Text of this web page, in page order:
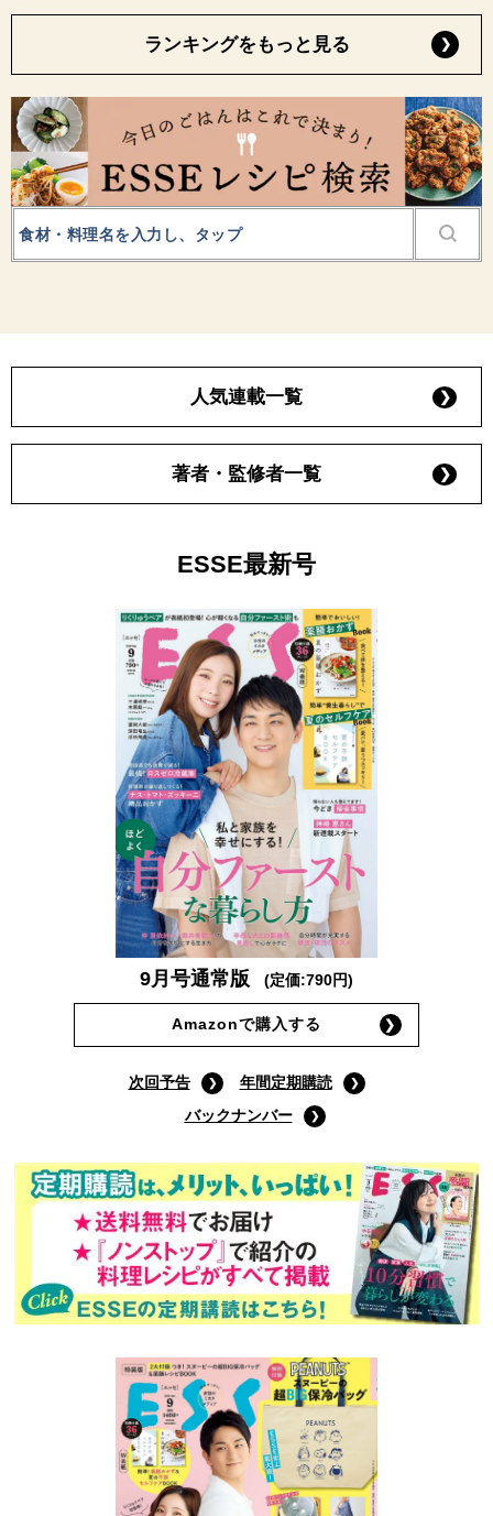
ランキングをもっと見る
人気連載一覧
著者・監修者一覧
ESSE最新号
9月号通常版 (定価:790円)
Amazonで購入する
次回予告
年間定期購読
バックナンバー